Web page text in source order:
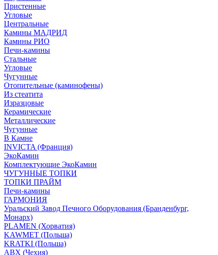
Пристенные
Угловые
Центральные
Камины МАДРИД
Камины РИО
Печи-камины
Стальные
Угловые
Чугунные
Отопительные (каминофены)
Из стеатита
Изразцовые
Керамические
Металлические
Чугунные
В Камне
INVICTA (Франция)
ЭкоКамин
Комплектующие ЭкоКамин
ЧУГУННЫЕ ТОПКИ
ТОПКИ ПРАЙМ
Печи-камины
ГАРМОНИЯ
Уральский Завод Печного Оборудования (Бранденбург,
Монарх)
PLAMEN (Хорватия)
KAWMET (Польша)
KRATKI (Польша)
ABX (Чехия)